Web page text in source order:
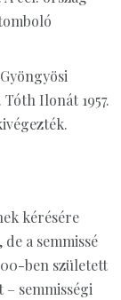
Ilonát 1957.
kérésére
a semmissé
ben született
semmisségi